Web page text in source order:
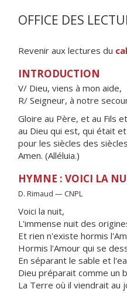
OFFICE DES
Revenir aux lectures du
INTRODUCTION
V/ Dieu, viens à mon aide,
R/ Seigneur, à notre
Gloire au Père, et au Fils
au Dieu qui est, qui était
pour les siècles des
Amen. (Alléluia.)
HYMNE : VOICI LA
D. Rimaud — CNPL
Voici la nuit,
L'immense nuit des
Et rien n'existe hormis
Hormis l'Amour qui se
En séparant le sable et
Dieu préparait comme un
La Terre où il viendrait au